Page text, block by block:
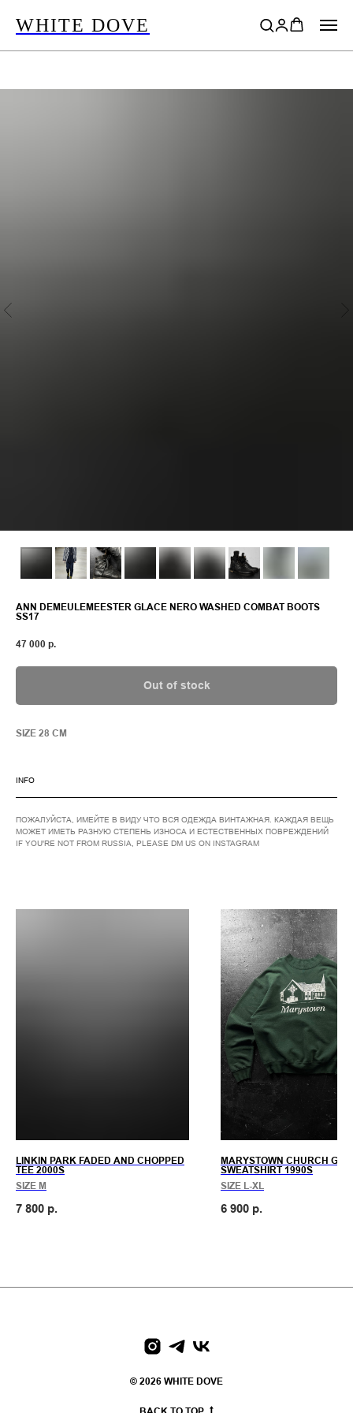
WHITE DOVE
ANN DEMEULEMEESTER GLACE NERO WASHED COMBAT BOOTS
SS17
47 000 р.
Out of stock
SIZE 28 CM
INFO
ПОЖАЛУЙСТА, ИМЕЙТЕ В ВИДУ ЧТО ВСЯ ОДЕЖДА ВИНТАЖНАЯ. КАЖДАЯ ВЕЩЬ
МОЖЕТ ИМЕТЬ РАЗНУЮ СТЕПЕНЬ ИЗНОСА И ЕСТЕСТВЕННЫХ ПОВРЕЖДЕНИЙ
IF YOU'RE NOT FROM RUSSIA, PLEASE DM US ON INSTAGRAM
LINKIN PARK FADED AND CHOPPED
TEE 2000S
SIZE M
7 800 р.
MARYSTOWN CHURCH
SWEATSHIRT 1990S
SIZE L-XL
6 900 р.
We create digital spaces We create digital spaces We
© 2026 WHITE DOVE